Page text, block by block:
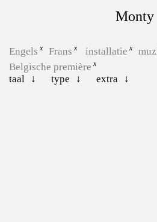
Monty
Engels Frans installatie
Belgische première
taal
type extra